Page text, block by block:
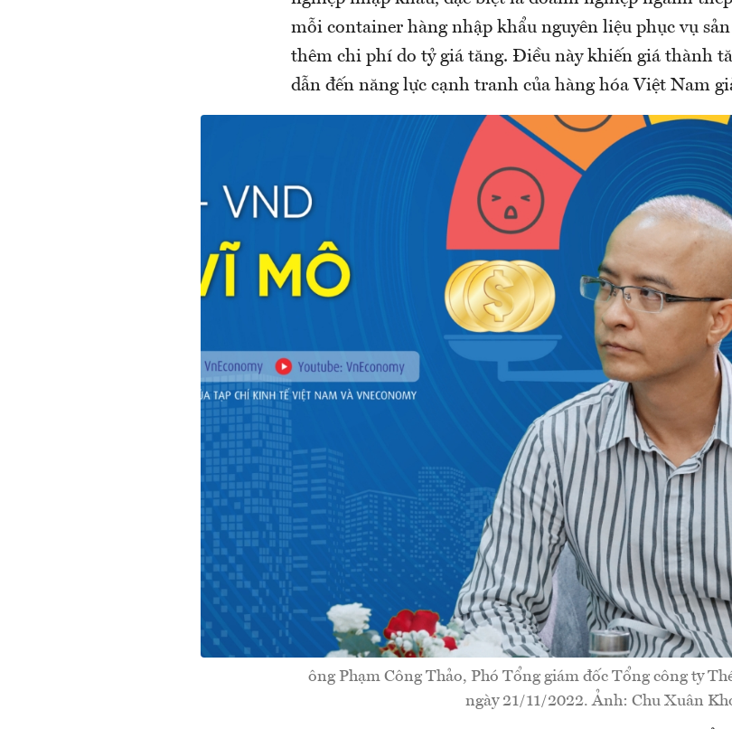
mỗi container hàng nhập khẩu nguyên liệu phục vụ
thêm chi phí do tỷ giá tăng. Điều này khiến giá thành
dẫn đến năng lực cạnh tranh của hàng hóa Việt Nam
ông Phạm Công Thảo, Phó Tổng giám đốc Tổng công ty
ngày 21/11/2022. Ảnh: Chu Xuân